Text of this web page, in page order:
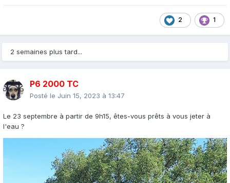
2 1
2 semaines plus tard...
P6 2000 TC
Posté le Juin 15, 2023 à 13:47
Le 23 septembre à partir de 9h15, êtes-vous prêts à vous jeter à
l'eau ?